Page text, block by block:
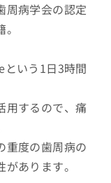
周病学会の認定
いう1日3時間
用するので、痛
重度の歯周病の
あります。